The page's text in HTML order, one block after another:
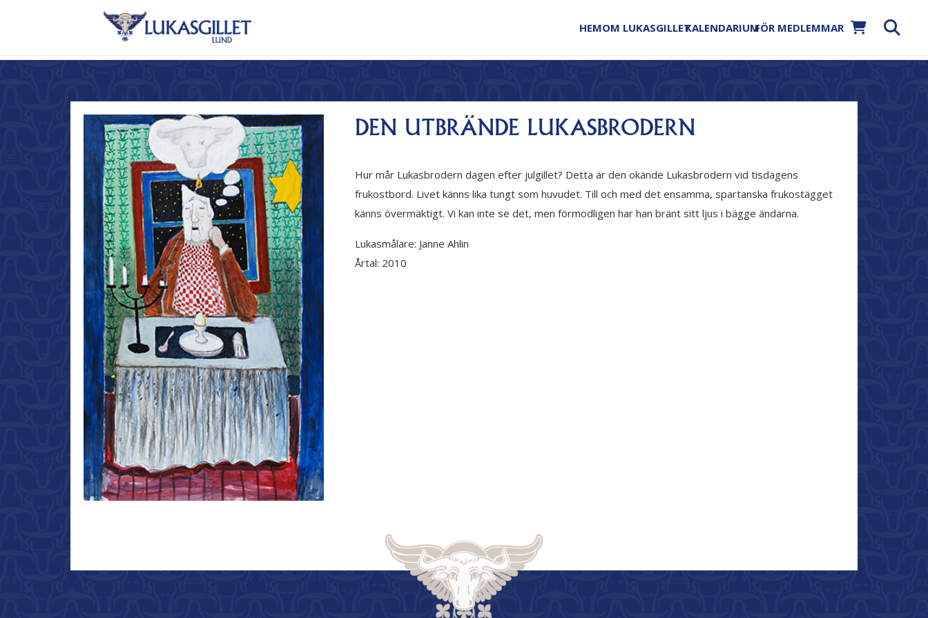
HEMOM LUKASGILLETKALENDARIUMFÖR MEDLEMMAR
DEN UTBRÄNDE LUKASBRODERN
Hur mår Lukasbrodern dagen efter julgillet? Detta är den okände Lukasbrodern vid tisdagens
frukostbord. Livet känns lika tungt som huvudet. Till och med det ensamma, spartanska frukostägget
känns övermäktigt. Vi kan inte se det, men förmodligen har han bränt sitt ljus i bägge ändarna.
Lukasmålare: Janne Ahlin
Årtal: 2010